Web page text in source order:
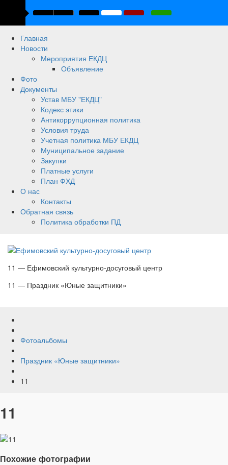
Главная
Новости
Мероприятия ЕКДЦ
Объявление
Фото
Документы
Устав МБУ "ЕКДЦ"
Кодекс этики
Антикоррупционная политика
Условия труда
Учетная политика МБУ ЕКДЦ
Муниципальное задание
Закупки
Платные услуги
План ФХД
О нас
Контакты
Обратная связь
Политика обработки ПД
11 — Ефимовский культурно-досуговый центр
11 — Праздник «Юные защитники»
Фотоальбомы
Праздник «Юные защитники»
11
11
Похожие фотографии